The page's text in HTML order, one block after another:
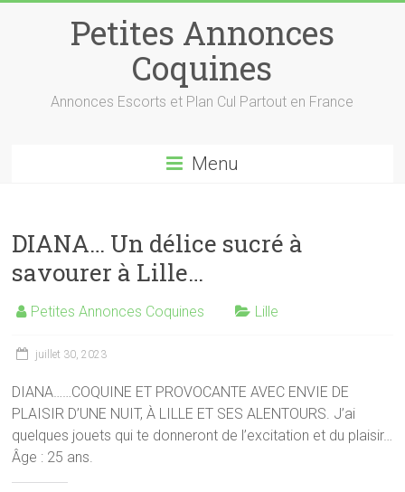
Petites Annonces
Coquines
Annonces Escorts et Plan Cul Partout en France
Menu
DIANA… Un délice sucré à
savourer à Lille…
Petites Annonces Coquines Lille
juillet 30, 2023
DIANA……COQUINE ET PROVOCANTE AVEC ENVIE DE
PLAISIR D’UNE NUIT, À LILLE ET SES ALENTOURS. J’ai
quelques jouets qui te donneront de l’excitation et du plaisir…
Âge : 25 ans.